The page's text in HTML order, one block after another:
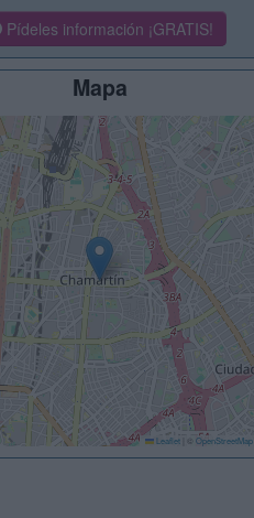
Pídeles información ¡GRATIS!
Mapa
Leaflet © OpenStreetMap